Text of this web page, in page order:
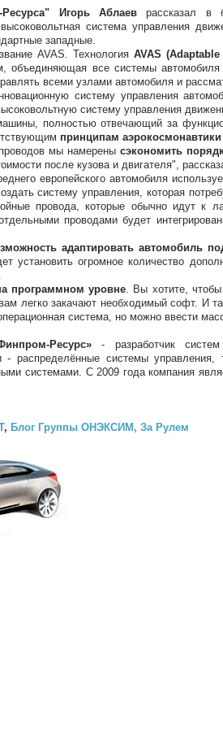
Игорь Аблаев рассказал в
система управления
западные.
AVAS. Технология AVAS
объединяющая все системы
всеми узлами автомобиля и
систему управления
систему управления
полностью отвечающий за
принципам
мы намерены сэкономить
после кузова и двигателя",
европейского автомобиля
систему управления, которая
провода, которые обычно идут к
проводами будет
адаптировать автомобиль
установить огромное количество
программном уровне. Вы хотите,
легко закачают необходимый софт. И
система, но можно ввести
Ресурс»- разработчик
- распределённые системы
системами. С 2009 года компания
, Блог Группы ОНЭКСИМ, За Рулем